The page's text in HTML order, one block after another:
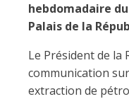
hebdomadaire
Palais de la
Le Président de la
communication
extraction de